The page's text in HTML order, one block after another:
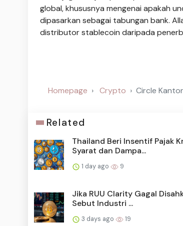
global, khususnya mengenai apakah
dipasarkan sebagai tabungan bank.
distributor stablecoin daripada
Homepage Crypto Circle
Related
Thailand Beri Insentif Pajak
Syarat dan Dampa...
1 day ago 9
Jika RUU Clarity Gagal
Sebut Industri ...
3 days ago 19